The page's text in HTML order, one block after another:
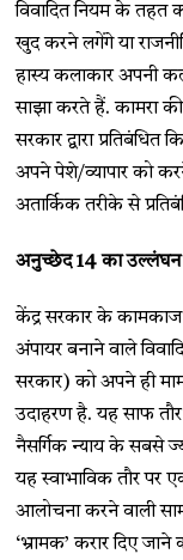
विवादित नियम के तहत
खुद करने लगेंगे या
हास्य कलाकार अपनी
साझा करते हैं. कामरा
सरकार द्वारा प्रतिबंधित
अपने पेशे/व्यापार को
अतार्किक तरीके से
अनुच्छेद 14का उल्लंघन
केंद्र सरकार के कामकाज
अंपायर बनाने वाले
सरकार) को अपने ही
उदाहरण है. यह साफ
नैसर्गिक न्याय के सबसे
यह स्वाभाविक तौर पर
आलोचना करने वाली
‘भ्रामक’ करार दिए